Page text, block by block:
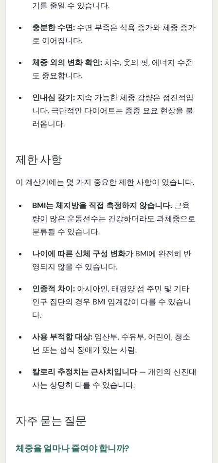
기를 줄일 수 있습니다.
충분한 수면: 수면 부족은 식욕 증가와 체중 증가
로 이어집니다.
체중 외의 변화 확인: 치수, 옷의 핏, 에너지 수준
도 중요합니다.
인내심 갖기: 지속 가능한 체중 감량은 점진적입
니다. 극단적인 다이어트는 종종 요요 현상을 불
러옵니다.
제한 사항
이 계산기에는 몇 가지 중요한 제한 사항이 있습니다.
BMI는 체지방을 직접 측정하지 않습니다. 근육
량이 많은 운동선수는 건강하더라도 과체중으로
분류될 수 있습니다.
나이에 따른 신체 구성 변화가 BMI에 완전히 반
영되지 않을 수 있습니다.
인종적 차이: 아시아인, 태평양 섬 주민 및 기타
인구 집단의 경우 BMI 임계값이 다를 수 있습니
다.
사용 부적합 대상: 임산부, 수유부, 어린이, 청소
년 또는 섭식 장애가 있는 사람.
칼로리 추정치는 근사치입니다— 개인의 신진대
사는 상당히 다를 수 있습니다.
자주 묻는 질문
체중을 얼마나 줄여야 합니까?